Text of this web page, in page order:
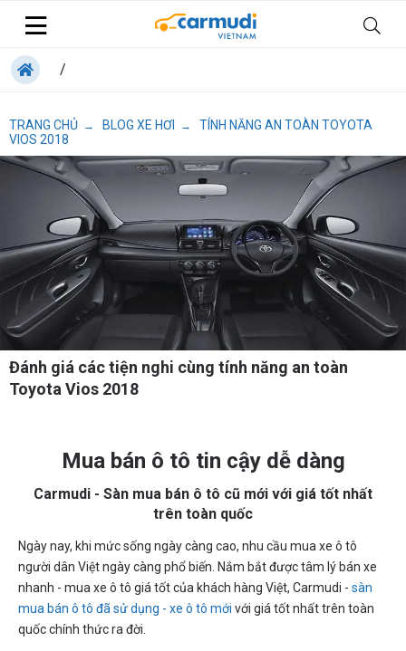
/
TRANG CHỦ → BLOG XE HƠI → TÍNH NĂNG AN TOÀN TOYOTA
VIOS 2018
Đánh giá các tiện nghi cùng tính năng an toàn
Toyota Vios 2018
Mua bán ô tô tin cậy dễ dàng
Carmudi - Sàn mua bán ô tô cũ mới với giá tốt nhất
trên toàn quốc
Ngày nay, khi mức sống ngày càng cao, nhu cầu mua xe ô tô
người dân Việt ngày càng phổ biến. Nắm bắt được tâm lý bán xe
nhanh - mua xe ô tô giá tốt của khách hàng Việt, Carmudi - sàn
mua bán ô tô đã sử dụng - xe ô tô mới với giá tốt nhất trên toàn
quốc chính thức ra đời.